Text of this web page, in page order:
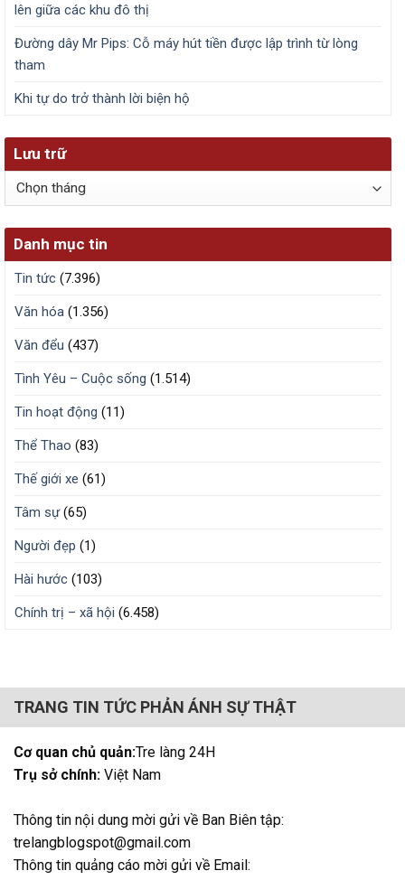
lên giữa các khu đô thị
Đường dây Mr Pips: Cỗ máy hút tiền được lập trình từ lòng
tham
Khi tự do trở thành lời biện hộ
Lưu trữ
Lưu
Danh mục tin
Tin tức (7.396)
Văn hóa (1.356)
Văn đểu (437)
Tình Yêu – Cuộc sống (1.514)
Tin hoạt động (11)
Thể Thao (83)
Thế giới xe (61)
Tâm sự(65)
Người đẹp (1)
Hài hước (103)
Chính trị – xã hội (6.458)
TRANG TIN TỨC PHẢN ÁNH SỰ THẬT
Cơ quan chủ quản:Tre làng 24H
Trụ sở chính: Việt Nam
Thông tin nội dung mời gửi về Ban Biên tập:
trelangblogspot@gmail.com
Thông tin quảng cáo mời gửi về Email: